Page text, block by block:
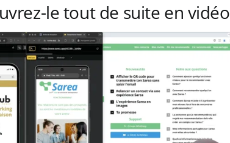
le tout de suite en vidéo